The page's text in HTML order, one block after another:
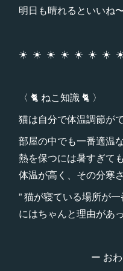
明日も晴れるといいね
☀️ ☀️ ☀️ ☀️ ☀️ ☀️ ☀️
〈 🐈 ねこ知識 🐈 〉
猫は自分で体温調節が
部屋の中でも一番適温
熱を保つには暑すぎて
体温が高く、その分寒
” 猫が寝ている場所が
にはちゃんと理由があ
ー おわり